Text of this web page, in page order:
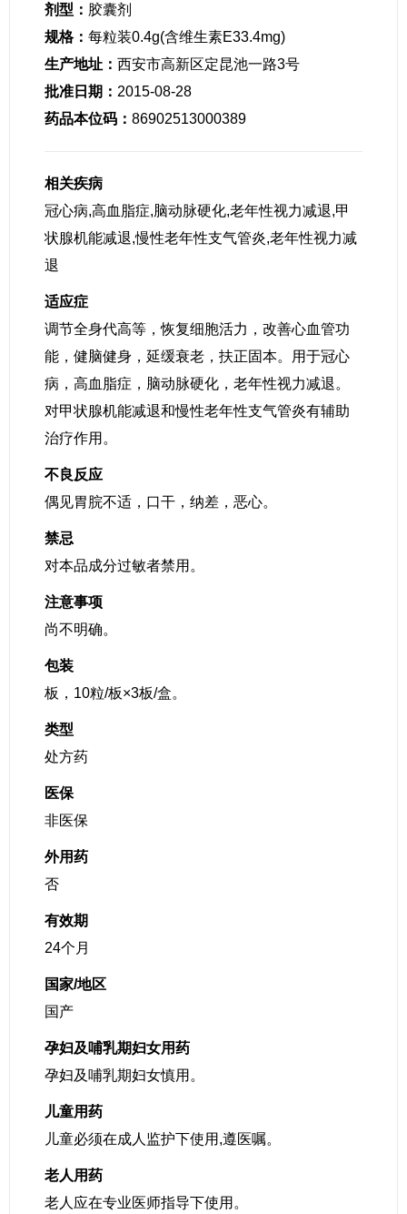
剂型： 胶囊剂
规格： 每粒装0.4g(含维生素E33.4mg)
生产地址： 西安市高新区定昆池一路3号
批准日期： 2015-08-28
药品本位码： 86902513000389
相关疾病
冠心病,高血脂症,脑动脉硬化,老年性视力减退,甲
状腺机能减退,慢性老年性支气管炎,老年性视力减
退
适应症
调节全身代高等，恢复细胞活力，改善心血管功
能，健脑健身，延缓衰老，扶正固本。用于冠心
病，高血脂症，脑动脉硬化，老年性视力减退。
对甲状腺机能减退和慢性老年性支气管炎有辅助
治疗作用。
不良反应
偶见胃脘不适，口干，纳差，恶心。
禁忌
对本品成分过敏者禁用。
注意事项
尚不明确。
包装
板，10粒/板×3板/盒。
类型
处方药
医保
非医保
外用药
否
有效期
24个月
国家/地区
国产
孕妇及哺乳期妇女用药
孕妇及哺乳期妇女慎用。
儿童用药
儿童必须在成人监护下使用,遵医嘱。
老人用药
老人应在专业医师指导下使用。